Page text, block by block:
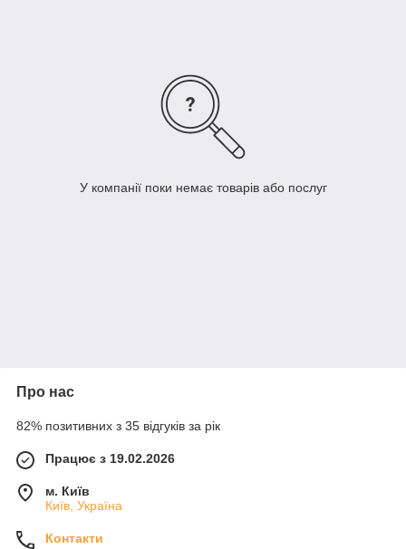
У компанії поки немає товарів або послуг
Про нас
82% позитивних з 35 відгуків за рік
Працює з 19.02.2026
м. Київ
Київ, Україна
Контакти